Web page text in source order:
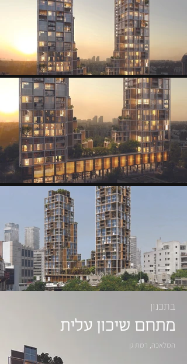
בתכנון
מתחם שיכון עלית
המלאכה, רמת גן